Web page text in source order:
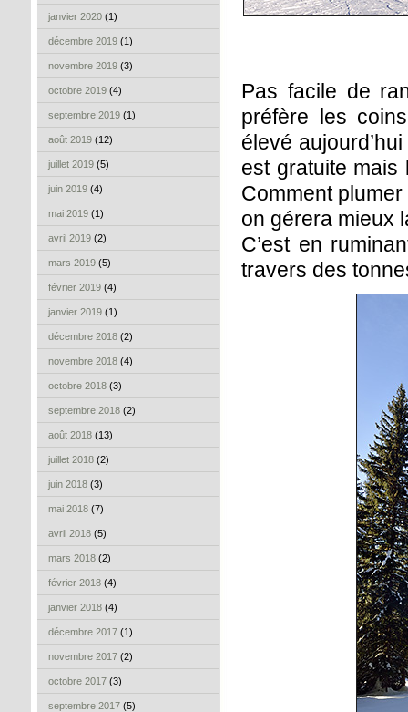
janvier 2020 (1)
décembre 2019 (1)
novembre 2019 (3)
octobre 2019 (4)
septembre 2019 (1)
août 2019 (12)
juillet 2019 (5)
juin 2019 (4)
mai 2019 (1)
avril 2019 (2)
mars 2019 (5)
février 2019 (4)
janvier 2019 (1)
décembre 2018 (2)
novembre 2018 (4)
octobre 2018 (3)
septembre 2018 (2)
août 2018 (13)
juillet 2018 (2)
juin 2018 (3)
mai 2018 (7)
avril 2018 (5)
mars 2018 (2)
février 2018 (4)
janvier 2018 (4)
décembre 2017 (1)
novembre 2017 (2)
octobre 2017 (3)
septembre 2017 (5)
Pas facile de
préfère les
élevé
est gratuite
Comment
on gérera mieux
C’est en
travers des